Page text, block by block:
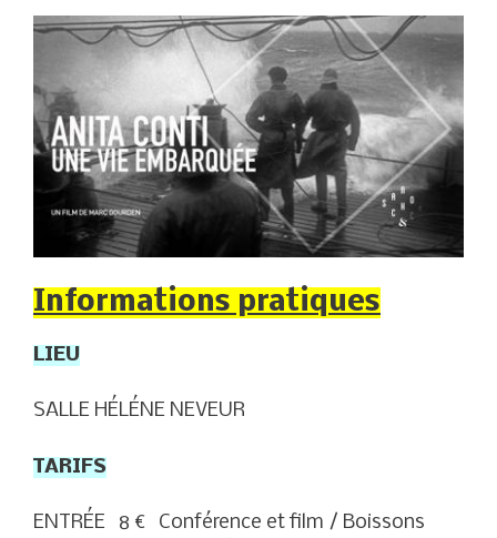
Informations pratiques
LIEU
SALLE HÉLÉNE NEVEUR
TARIFS
ENTRÉE 8 € Conférence et film / Boissons